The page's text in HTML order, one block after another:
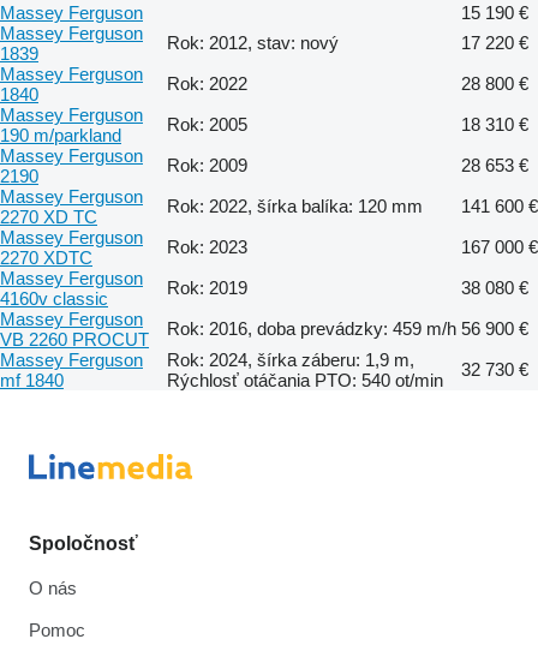
Massey Ferguson
15 190 €
Massey Ferguson
1839
Rok: 2012, stav: nový
17 220 €
Massey Ferguson
1840
Rok: 2022
28 800 €
Massey Ferguson
190 m/parkland
Rok: 2005
18 310 €
Massey Ferguson
2190
Rok: 2009
28 653 €
Massey Ferguson
2270 XD TC
Rok: 2022, šírka balíka: 120 mm
141 600 €
Massey Ferguson
2270 XDTC
Rok: 2023
167 000 €
Massey Ferguson
4160v classic
Rok: 2019
38 080 €
Massey Ferguson
VB 2260 PROCUT
Rok: 2016, doba prevádzky: 459 m/h 56 900 €
Massey Ferguson
mf 1840
Rok: 2024, šírka záberu: 1,9 m,
Rýchlosť otáčania PTO: 540 ot/min
32 730 €
Spoločnosť
O nás
Pomoc